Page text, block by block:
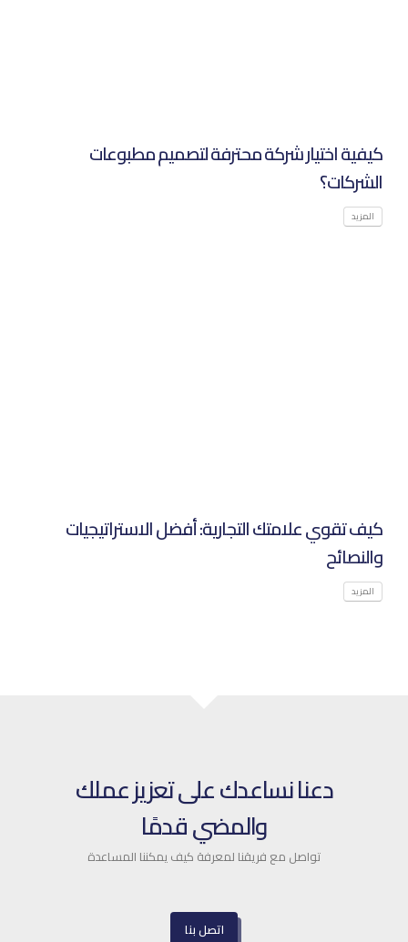
كيفية اختيار شركة محترفة لتصميم مطبوعات
الشركات؟‌
المزيد
كيف تقوي علامتك التجارية: أفضل الاستراتيجيات
والنصائح‌
المزيد
دعنا نساعدك على تعزيز عملك
والمضي قدمًا
تواصل مع فريقنا لمعرفة كيف يمكننا المساعدة
اتصل بنا